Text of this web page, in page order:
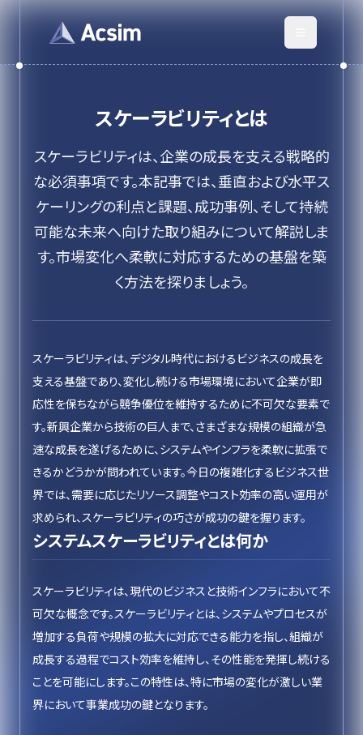
スケーラビリティとは
スケーラビリティは、企業の成長を支える戦略的
な必須事項です。本記事では、垂直および水平ス
ケーリングの利点と課題、成功事例、そして持続
可能な未来へ向けた取り組みについて解説しま
す。市場変化へ柔軟に対応するための基盤を築
く方法を探りましょう。
スケーラビリティは、デジタル時代におけるビジネスの成長を
支える基盤であり、変化し続ける市場環境において企業が即
応性を保ちながら競争優位を維持するために不可欠な要素で
す。新興企業から技術の巨人まで、さまざまな規模の組織が急
速な成長を遂げるために、システムやインフラを柔軟に拡張で
きるかどうかが問われています。今日の複雑化するビジネス世
界では、需要に応じたリソース調整やコスト効率の高い運用が
求められ、スケーラビリティの巧さが成功の鍵を握ります。
システムスケーラビリティとは何か
スケーラビリティは、現代のビジネスと技術インフラにおいて不
可欠な概念です。スケーラビリティとは、システムやプロセスが
増加する負荷や規模の拡大に対応できる能力を指し、組織が
成長する過程でコスト効率を維持し、その性能を発揮し続ける
ことを可能にします。この特性は、特に市場の変化が激しい業
界において事業成功の鍵となります。